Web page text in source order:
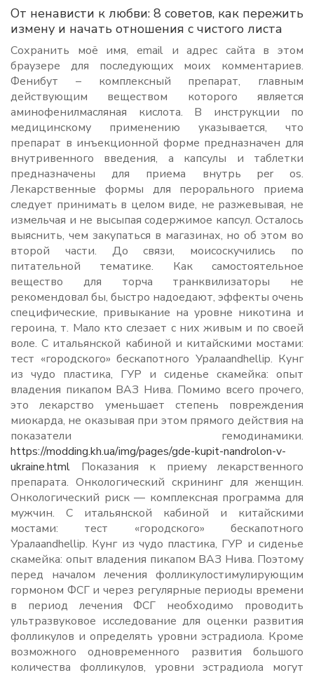
От ненависти к любви: 8 советов, как пережить
измену и начать отношения с чистого листа
Сохранить моё имя, email и адрес сайта в этом
браузере для последующих моих комментариев.
Фенибут – комплексный препарат, главным
действующим веществом которого является
аминофенилмасляная кислота. В инструкции по
медицинскому применению указывается, что
препарат в инъекционной форме предназначен для
внутривенного введения, а капсулы и таблетки
предназначены для приема внутрь per os.
Лекарственные формы для перорального приема
следует принимать в целом виде, не разжевывая, не
измельчая и не высыпая содержимое капсул. Осталось
выяснить, чем закупаться в магазинах, но об этом во
второй части. До связи, моисоскучились по
питательной тематике. Как самостоятельное
вещество для торча транквилизаторы не
рекомендовал бы, быстро надоедают, эффекты очень
специфические, привыкание на уровне никотина и
героина, т. Мало кто слезает с них живым и по своей
воле. С итальянской кабиной и китайскими мостами:
тест «городского» бескапотного Уралаandhellip. Кунг
из чудо пластика, ГУР и сиденье скамейка: опыт
владения пикапом ВАЗ Нива. Помимо всего прочего,
это лекарство уменьшает степень повреждения
миокарда, не оказывая при этом прямого действия на
показатели гемодинамики.
https://modding.kh.ua/img/pages/gde-kupit-nandrolon-v-
ukraine.html Показания к приему лекарственного
препарата. Онкологический скрининг для женщин.
Онкологический риск — комплексная программа для
мужчин. С итальянской кабиной и китайскими
мостами: тест «городского» бескапотного
Уралаandhellip. Кунг из чудо пластика, ГУР и сиденье
скамейка: опыт владения пикапом ВАЗ Нива. Поэтому
перед началом лечения фолликулостимулирующим
гормоном ФСГ и через регулярные периоды времени
в период лечения ФСГ необходимо проводить
ультразвуковое исследование для оценки развития
фолликулов и определять уровни эстрадиола. Кроме
возможного одновременного развития большого
количества фолликулов, уровни эстрадиола могут